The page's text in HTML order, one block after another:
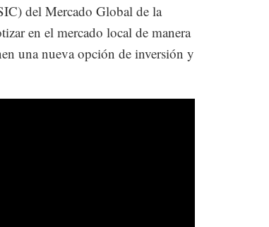
del Mercado Global de la
en el mercado local de manera
una nueva opción de inversión y